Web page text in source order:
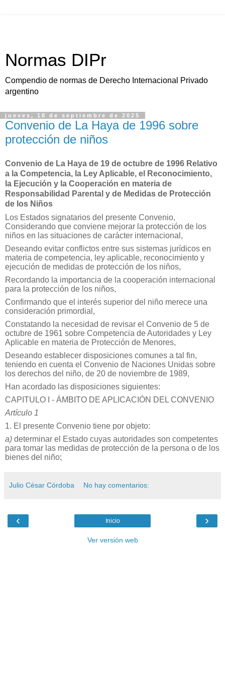
Normas DIPr
Compendio de normas de Derecho Internacional Privado
argentino
jueves, 18 de septiembre de 2025
Convenio de La Haya de 1996 sobre
protección de niños
Convenio de La Haya de 19 de octubre de 1996 Relativo
a la Competencia, la Ley Aplicable, el Reconocimiento,
la Ejecución y la Cooperación en materia de
Responsabilidad Parental y de Medidas de Protección
de los Niños
Los Estados signatarios del presente Convenio,
Considerando que conviene mejorar la protección de los
niños en las situaciones de carácter internacional,
Deseando evitar conflictos entre sus sistemas jurídicos en
materia de competencia, ley aplicable, reconocimiento y
ejecución de medidas de protección de los niños,
Recordando la importancia de la cooperación internacional
para la protección de los niños,
Confirmando que el interés superior del niño merece una
consideración primordial,
Constatando la necesidad de revisar el Convenio de 5 de
octubre de 1961 sobre Competencia de Autoridades y Ley
Aplicable en materia de Protección de Menores,
Deseando establecer disposiciones comunes a tal fin,
teniendo en cuenta el Convenio de Naciones Unidas sobre
los derechos del niño, de 20 de noviembre de 1989,
Han acordado las disposiciones siguientes:
CAPITULO I - ÁMBITO DE APLICACIÓN DEL CONVENIO
Artículo 1
1. El presente Convenio tiene por objeto:
a) determinar el Estado cuyas autoridades son competentes
para tomar las medidas de protección de la persona o de los
bienes del niño;
Julio César Córdoba No hay comentarios:
‹ ›
Inicio
Ver versión web